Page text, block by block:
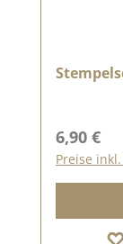
6,90 €
Preise